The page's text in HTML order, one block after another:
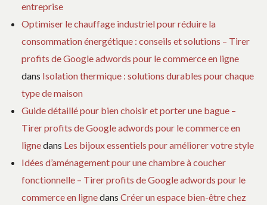
entreprise
Optimiser le chauffage industriel pour réduire la
consommation énergétique : conseils et solutions – Tirer
profits de Google adwords pour le commerce en ligne
dans Isolation thermique : solutions durables pour chaque
type de maison
Guide détaillé pour bien choisir et porter une bague –
Tirer profits de Google adwords pour le commerce en
lignedans Les bijoux essentiels pour améliorer votre style
Idées d’aménagement pour une chambre à coucher
fonctionnelle – Tirer profits de Google adwords pour le
commerce en lignedans Créer un espace bien-être chez